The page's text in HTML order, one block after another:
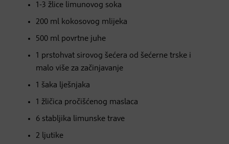
1-3 žlice limunovog soka
200 ml kokosovog mlijeka
500 ml povrtne juhe
1 prstohvat sirovog šećera od šećerne trske i
malo više za začinjavanje
1 šaka lješnjaka
1 žličica pročišćenog maslaca
6 stabljika limunske trave
2 ljutike